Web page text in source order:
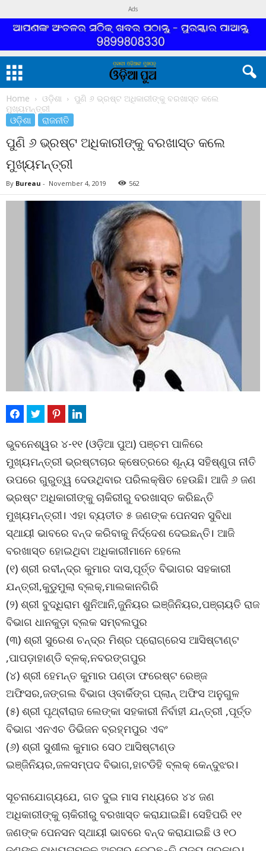
Ads
Home ଓଡ଼ିଶା
ପୁଣି ୬ ଭ୍ରଷ୍ଟ ଅଧିକାରୀଙ୍କୁ ବରଖାସ୍ତ କଲେ
ମୁଖ୍ୟମନ୍ତ୍ରୀ
ଓଡ଼ିଶା ରାଜନୀତି
ପୁଣି ୬ ଭ୍ରଷ୍ଟ ଅଧିକାରୀଙ୍କୁ ବରଖାସ୍ତ କଲେ
ମୁଖ୍ୟମନ୍ତ୍ରୀ
By Bureau - November 4, 2019 562
ଭୁବନେଶ୍ୱର ୪-୧୧ (ଓଡ଼ିଆ ପୁଅ) ପଞ୍ଚମ ପାଳିରେ
ମୁଖ୍ୟମନ୍ତ୍ରୀ ଭ୍ରଷ୍ଟାଚାର କ୍ଷେତ୍ରରେ ଶୂନ୍ୟ ସହିଷ୍ଣୁତା ନୀତି
ଉପରେ ଗୁରୁତ୍ୱ ଦେଉଥିବାର ପରିଲକ୍ଷିତ ହେଉଛି। ଆଜି ୬ ଜଣ
ଭ୍ରଷ୍ଟ ଅଧିକାରୀଙ୍କୁ ଚାକିରୀରୁ ବରଖାସ୍ତ କରିଛନ୍ତି
ମୁଖ୍ୟମନ୍ତ୍ରୀ। ଏହା ବ୍ୟତୀତ ୫ ଜଣଙ୍କ ପେନସନ ସୁବିଧା
ସ୍ଥାୟୀ ଭାବରେ ବନ୍ଦ କରିବାକୁ ନିର୍ଦ୍ଦେଶ ଦେଇଛନ୍ତି। ଆଜି
ବରଖାସ୍ତ ହୋଇଥିବା ଅଧିକାରୀମାନେ ହେଲେ
(୧) ଶ୍ରୀ ରବୀନ୍ଦ୍ର କୁମାର ଦାସ,ପୂର୍ତ୍ତ ବିଭାଗର ସହକାରୀ
ଯନ୍ତ୍ରୀ,କୁଡୁମୁଲା ବ୍ଲକ୍,ମାଲକାନଗିରି
(୨) ଶ୍ରୀ ବୁଦ୍ଧିରାମ ଶୁନିଆନି,ଜୁନିୟର ଇଞ୍ଜିନିୟର,ପଞ୍ଚାୟତି ରାଜ
ବିଭାଗ ଧାନକୁଡ଼ା ବ୍ଲକ ସମ୍ବଲପୁର
(୩) ଶ୍ରୀ ସୁରେଶ ଚନ୍ଦ୍ର ମିଶ୍ର ପ୍ରୋଗ୍ରେସ ଆସିଷ୍ଟାଣ୍ଟ
,ପାପଡ଼ାହାଣ୍ଡି ବ୍ଳକ୍,ନବରଙ୍ଗପୁର
(୪) ଶ୍ରୀ ହେମନ୍ତ କୁମାର ପଣ୍ଡା ଫରେଷ୍ଟ ରେଞ୍ଜ
ଅଫିସର,ଜଙ୍ଗଲ ବିଭାଗ ଓ୍ବାର୍କିଙ୍ଗ ପ୍ଲାନ୍ ଅଫିସ ଅନୁଗୁଳ
(୫) ଶ୍ରୀ ପୃଥ୍ବୀରାଜ ଲେଙ୍କା ସହକାରୀ ନିର୍ବାହୀ ଯନ୍ତ୍ରୀ ,ପୂର୍ତ୍ତ
ବିଭାଗ ଏନଏଚ ଡିଭିଜନ ବ୍ରହ୍ମପୁର ଏବଂ
(୬) ଶ୍ରୀ ସୁଶୀଲ କୁମାର ସେଠ ଆସିଷ୍ଟାଣ୍ଡ
ଇଞ୍ଜିନିୟର,ଜଳସମ୍ପଦ ବିଭାଗ,ହାଟଡିହି ବ୍ଲକ୍ କେନ୍ଦୁଝର।
ସୂଚନାଯୋଗ୍ୟଯେ, ଗତ ଦୁଇ ମାସ ମଧ୍ୟରେ ୪୪ ଜଣ
ଅଧିକାରୀଙ୍କୁ ଚାକିରୀରୁ ବରଖାସ୍ତ କରାଯାଇଛି। ସେହିପରି ୧୧
ଜଣଙ୍କ ପେନସନ ସ୍ଥାୟୀ ଭାବରେ ବନ୍ଦ କରାଯାଇଛି ଓ ୧୦